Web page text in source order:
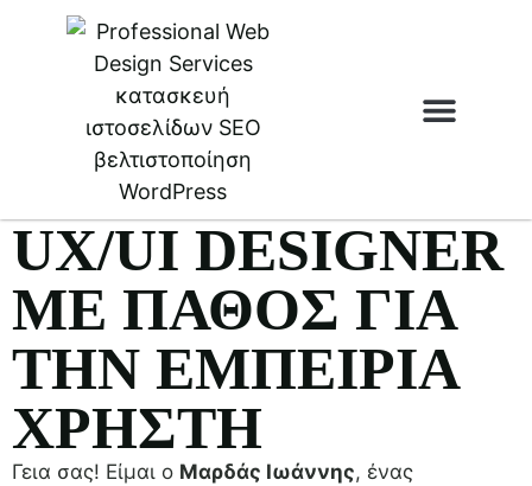
ΜΑΡΔΆΣ
ΙΩΆΝΝΗΣ
UX/UI DESIGNER
ΜΕ ΠΆΘΟΣ ΓΙΑ
ΤΗΝ ΕΜΠΕΙΡΊΑ
ΧΡΉΣΤΗ
Γεια σας! Είμαι ο Μαρδάς Ιωάννης, ένας